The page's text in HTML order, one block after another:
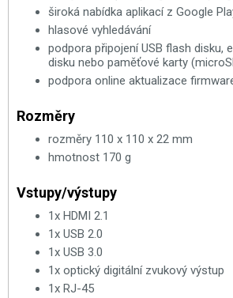
široká nabídka aplikací z Google
hlasové vyhledávání
podpora připojení USB flash disku,
disku nebo paměťové karty
podpora online aktualizace
Rozměry
rozměry 110 x 110 x 22 mm
hmotnost 170 g
Vstupy/výstupy
1x HDMI 2.1
1x USB 2.0
1x USB 3.0
1x optický digitální zvukový výstup
1x RJ-45